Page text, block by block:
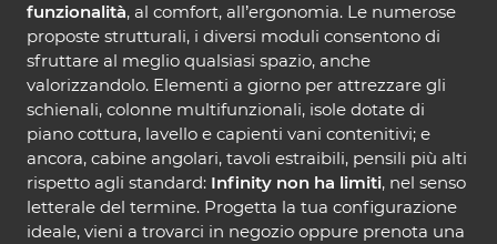
funzionalità, al comfort, all’ergonomia. Le numerose
proposte strutturali, i diversi moduli consentono di
sfruttare al meglio qualsiasi spazio, anche
valorizzandolo. Elementi a giorno per attrezzare gli
schienali, colonne multifunzionali, isole dotate di
piano cottura, lavello e capienti vani contenitivi; e
ancora, cabine angolari, tavoli estraibili, pensili più alti
rispetto agli standard: Infinity non ha limiti, nel senso
letterale del termine. Progetta la tua configurazione
ideale, vieni a trovarci in negozio oppure prenota una